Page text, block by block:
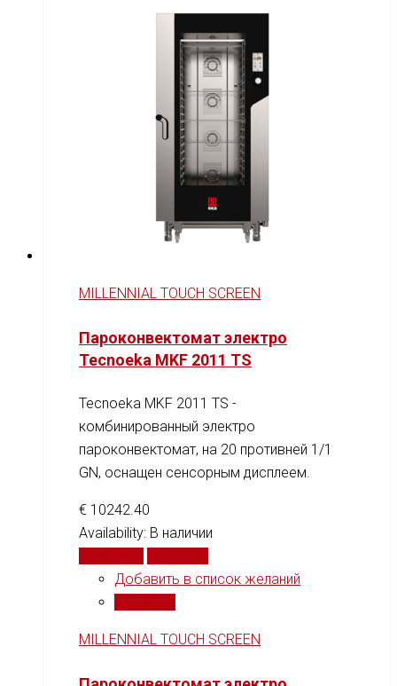
MILLENNIAL TOUCH SCREEN
Пароконвектомат электро
Tecnoeka MKF 2011 TS
Tecnoeka MKF 2011 TS -
комбинированный электро
пароконвектомат, на 20 противней 1/1
GN, оснащен сенсорным дисплеем.
€ 10242.40
Availability: В наличии
Добавить в список желаний
MILLENNIAL TOUCH SCREEN